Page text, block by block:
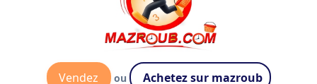
Vendez ou Achetez sur mazroub